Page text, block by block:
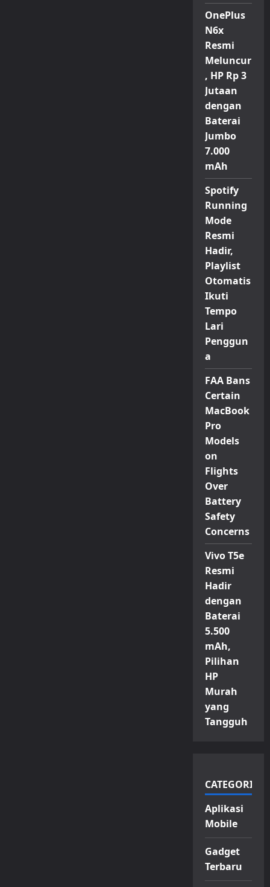
OnePlus
N6x
Resmi
Meluncur
, HP Rp 3
Jutaan
dengan
Baterai
Jumbo
7.000
mAh
Spotify
Running
Mode
Resmi
Hadir,
Playlist
Otomatis
Ikuti
Tempo
Lari
Penggun
a
FAA Bans
Certain
MacBook
Pro
Models
on
Flights
Over
Battery
Safety
Concerns
Vivo T5e
Resmi
Hadir
dengan
Baterai
5.500
mAh,
Pilihan
HP
Murah
yang
Tangguh
CATEGORIES
Aplikasi
Mobile
Gadget
Terbaru